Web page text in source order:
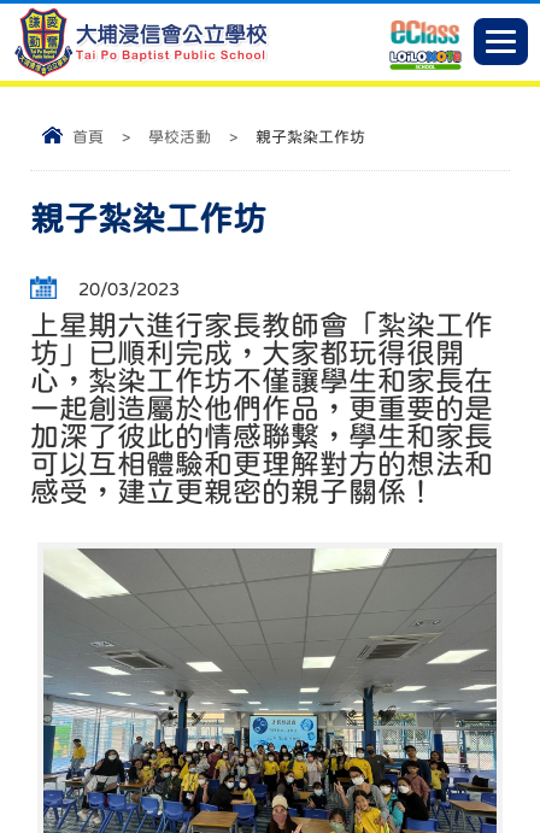
首頁 > 學校活動 > 親子紮染工作坊
親子紮染工作坊
20/03/2023
上星期六進行家長教師會「紮染工作
坊」已順利完成，大家都玩得很開
心，紮染工作坊不僅讓學生和家長在
一起創造屬於他們作品，更重要的是
加深了彼此的情感聯繫，學生和家長
可以互相體驗和更理解對方的想法和
感受，建立更親密的親子關係！